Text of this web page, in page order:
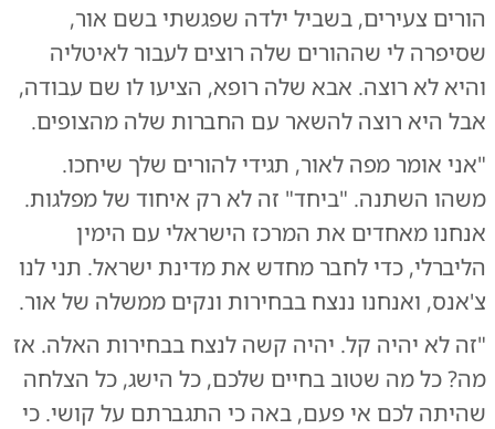
הורים צעירים, בשביל ילדה שפגשתי בשם אור,
שסיפרה לי שההורים שלה רוצים לעבור לאיטליה
והיא לא רוצה. אבא שלה רופא, הציעו לו שם עבודה,
אבל היא רוצה להשאר עם החברות שלה מהצופים.
"אני אומר מפה לאור, תגידי להורים שלך שיחכו.
משהו השתנה. "ביחד" זה לא רק איחוד של מפלגות.
אנחנו מאחדים את המרכז הישראלי עם הימין
הליברלי, כדי לחבר מחדש את מדינת ישראל. תני לנו
צ'אנס, ואנחנו ננצח בבחירות ונקים ממשלה של אור.
"זה לא יהיה קל. יהיה קשה לנצח בבחירות האלה. אז
מה? כל מה שטוב בחיים שלכם, כל הישג, כל הצלחה
שהיתה לכם אי פעם, באה כי התגברתם על קושי. כי